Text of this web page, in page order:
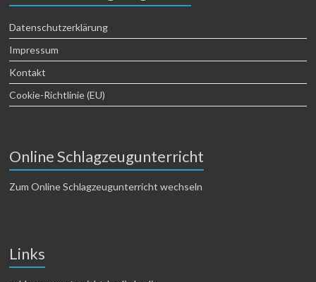
Datenschutzerklärung
Impressum
Kontakt
Cookie-Richtlinie (EU)
Online Schlagzeugunterricht
Zum Online Schlagzeugunterricht wechseln
Links